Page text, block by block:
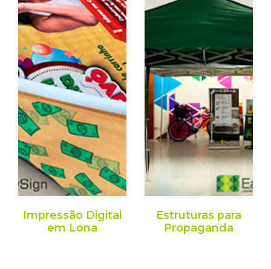
Impressão Digital
em Lona
Estruturas para
Propaganda